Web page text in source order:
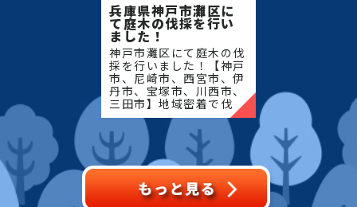
兵庫県神戸市灘区に
て庭木の伐採を行い
ました！
神戸市灘区にて庭木の伐
採を行いました！【神戸
市、尼崎市、西宮市、伊
丹市、宝塚市、川西市、
三田市】地域密着で伐
採・抜根・剪定・草刈り
などのお庭のこと、造
園・植木屋をお探しなら
当社にご相談ください！
当社で